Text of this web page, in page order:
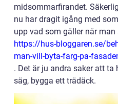
midsommarfirandet.
nu har dragit igång med
upp vad som gäller när
https://hus-bloggaren.se/
man-vill-byta-farg-pa-
. Det är ju andra saker att
säg, bygga ett trädäck.